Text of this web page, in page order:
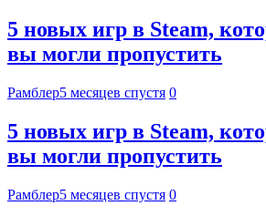
5 новых игр в Steam,
вы могли пропустить
Рамблер5 месяцев спустя 0
5 новых игр в Steam,
вы могли пропустить
Рамблер5 месяцев спустя 0